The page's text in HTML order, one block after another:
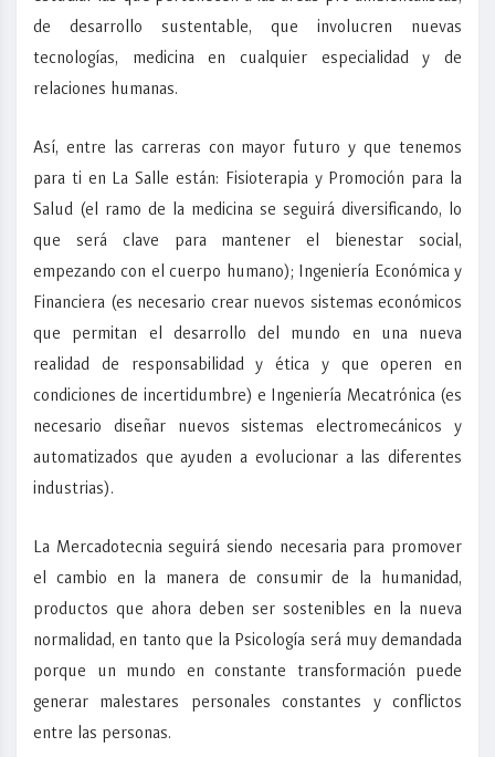
de desarrollo sustentable, que involucren nuevas
tecnologías, medicina en cualquier especialidad y de
relaciones humanas.
Así, entre las carreras con mayor futuro y que tenemos
para ti en La Salle están: Fisioterapia y Promoción para la
Salud (el ramo de la medicina se seguirá diversificando, lo
que será clave para mantener el bienestar social,
empezando con el cuerpo humano); Ingeniería Económica y
Financiera (es necesario crear nuevos sistemas económicos
que permitan el desarrollo del mundo en una nueva
realidad de responsabilidad y ética y que operen en
condiciones de incertidumbre) e Ingeniería Mecatrónica (es
necesario diseñar nuevos sistemas electromecánicos y
automatizados que ayuden a evolucionar a las diferentes
industrias).
La Mercadotecnia seguirá siendo necesaria para promover
el cambio en la manera de consumir de la humanidad,
productos que ahora deben ser sostenibles en la nueva
normalidad, en tanto que la Psicología será muy demandada
porque un mundo en constante transformación puede
generar malestares personales constantes y conflictos
entre las personas.